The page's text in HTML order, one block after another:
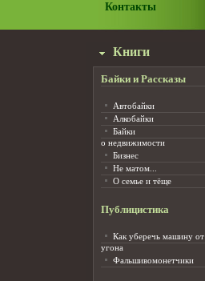
Контакты
Книги
Байки и Рассказы
Автобайки
Алкобайки
Байки
о недвижимости
Бизнес
Не матом...
О семье и тёще
Публицистика
Как уберечь машину от
угона
Фальшивомонетчики